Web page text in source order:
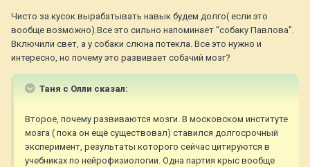
Чисто за кусок вырабатывать навык будем долго( если это
вообще возможно).Все это сильно напоминает "собаку Павлова".
Включили свет, а у собаки слюна потекла. Все это нужно и
интересно, но почему это развивает собачий мозг?
Таня с Олли сказал:
Второе, почему развиваются мозги. В московском институте
мозга ( пока он ещё существовал) ставился долгосрочный
эксперимент, результаты которого сейчас цитируются в
учебниках по нейрофизиологии. Одна партия крыс вообще